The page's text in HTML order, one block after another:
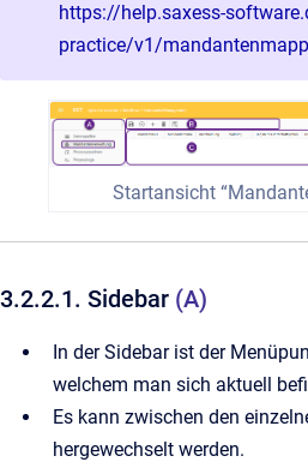
https://help.saxess-
practice/v1/
Startansicht
3.2.2.1. Sidebar (A)
In der Sidebar ist der
welchem man sich aktuell
Es kann zwischen den
hergewechselt werden.